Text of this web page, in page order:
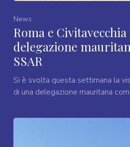
News
Roma e
delegazione
SSAR
Si è svolta questa settimana la
di una delegazione mauritana